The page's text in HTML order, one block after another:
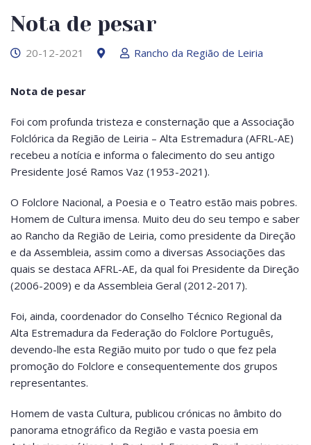
Nota de pesar
20-12-2021 Rancho da Região de Leiria
Nota de pesar
Foi com profunda tristeza e consternação que a Associação
Folclórica da Região de Leiria – Alta Estremadura (AFRL-AE)
recebeu a notícia e informa o falecimento do seu antigo
Presidente José Ramos Vaz (1953-2021).
O Folclore Nacional, a Poesia e o Teatro estão mais pobres.
Homem de Cultura imensa. Muito deu do seu tempo e saber
ao Rancho da Região de Leiria, como presidente da Direção
e da Assembleia, assim como a diversas Associações das
quais se destaca AFRL-AE, da qual foi Presidente da Direção
(2006-2009) e da Assembleia Geral (2012-2017).
Foi, ainda, coordenador do Conselho Técnico Regional da
Alta Estremadura da Federação do Folclore Português,
devendo-lhe esta Região muito por tudo o que fez pela
promoção do Folclore e consequentemente dos grupos
representantes.
Homem de vasta Cultura, publicou crónicas no âmbito do
panorama etnográfico da Região e vasta poesia em